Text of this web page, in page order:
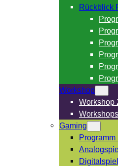
Rückblick
Workshop
Workshop
Gaming
Programm